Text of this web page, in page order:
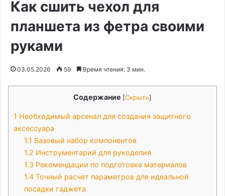
Как сшить чехол для
планшета из фетра своими
руками
03.05.2026 59 Время чтения: 3 мин.
Содержание [Скрыть]
1 Необходимый арсенал для создания защитного
аксессуара
1.1 Базовый набор компонентов
1.2 Инструментарий для рукоделия
1.3 Рекомендации по подготовке материалов
1.4 Точный расчет параметров для идеальной
посадки гаджета